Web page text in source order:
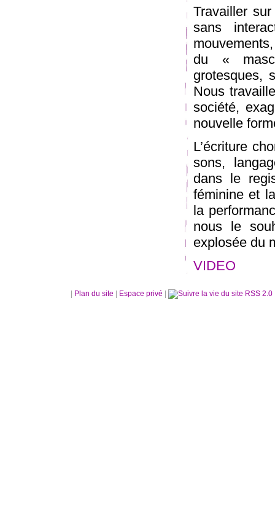
Travailler
sans
du «
grotesques,
Nous
société,
nouvelle
L’écriture
sons,
dans le
féminine et
la
nous le
explosée du
VIDEO
Plan du site Espace privé RSS 2.0